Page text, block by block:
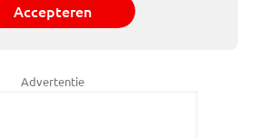
Accepteren
Advertentie